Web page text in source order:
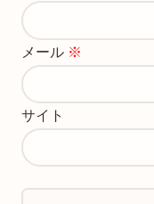
メール ※
サイト